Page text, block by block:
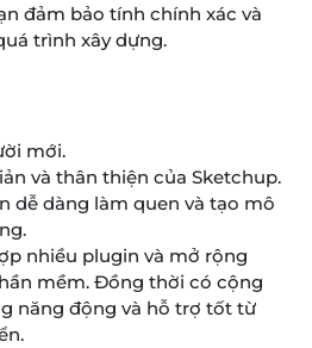
đảm bảo tính chính xác và
trình xây dựng.
mới.
và thân thiện của Sketchup.
dễ dàng làm quen và tạo mô
nhiều plugin và mở rộng
mềm. Đồng thời có cộng
năng động và hỗ trợ tốt từ